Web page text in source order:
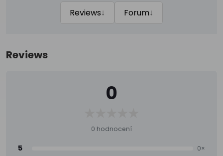
Reviews↓ Forum↓
Reviews
0
0 hodnocení
5 0×